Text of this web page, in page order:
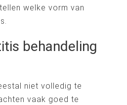
welke vorm van
behandeling
niet volledig te
vaak goed te